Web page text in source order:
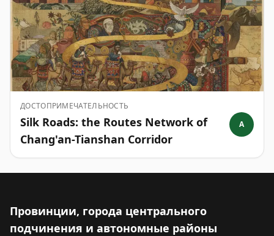
ДОСТОПРИМЕЧАТЕЛЬНОСТЬ
Silk Roads: the Routes Network of
Chang'an-Tianshan Corridor
A
Провинции, города центрального
подчинения и автономные районы